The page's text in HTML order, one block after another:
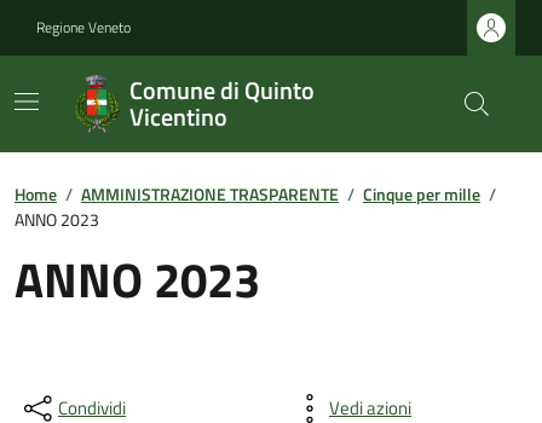
Regione Veneto
Comune di Quinto
Vicentino
Home / AMMINISTRAZIONE TRASPARENTE / Cinque per mille /
ANNO 2023
ANNO 2023
Condividi Vedi azioni